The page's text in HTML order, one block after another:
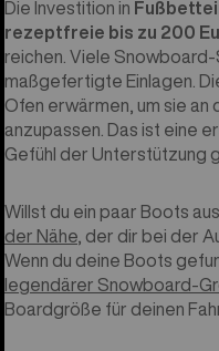
Die Investition in
rezeptfreie bis zu 200
reichen. Viele
maßgefertigte Einlagen.
Ofen erwärmen, um sie an
anzupassen. Das ist eine
Gefühl der Unterstützung
Willst du ein paar Boots
der Nähe , der dir bei der
Wenn du deine Boots
legendärer Snowboard-
Boardgröße für deinen